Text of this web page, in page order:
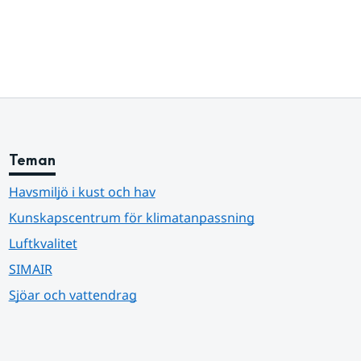
Teman
Havsmiljö i kust och hav
Kunskapscentrum för klimatanpassning
Luftkvalitet
SIMAIR
Sjöar och vattendrag